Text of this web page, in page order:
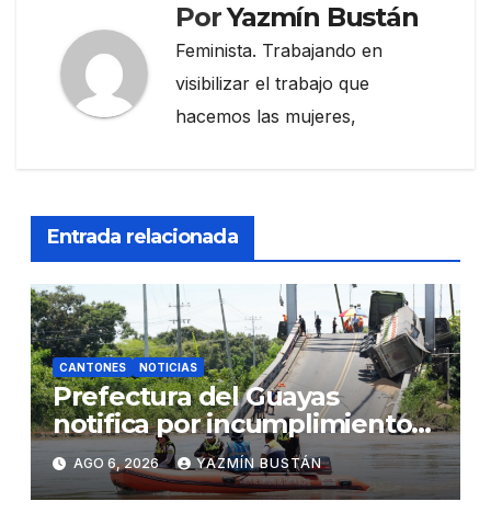
PorYazmín Bustán
Feminista. Trabajando en
visibilizar el trabajo que
hacemos las mujeres,
Entrada relacionada
CANTONES NOTICIAS
Prefectura del Guayas
notifica por incumplimiento
contractual a la Concesionaria
CONORTE y exige celeridad
en desmontaje del puente
AGO 6, 2026 YAZMÍN BUSTÁN